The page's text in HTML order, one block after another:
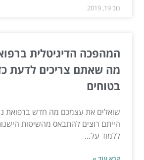
נוב 19, 2019
המהפכה הדיגיטלית
מה שאתם צריכים לדעת
בטוחים
שואלים את עצמכם מה חדש ברפואת
הייתם רוצים להתבאס מהשיטות
ללמוד על...